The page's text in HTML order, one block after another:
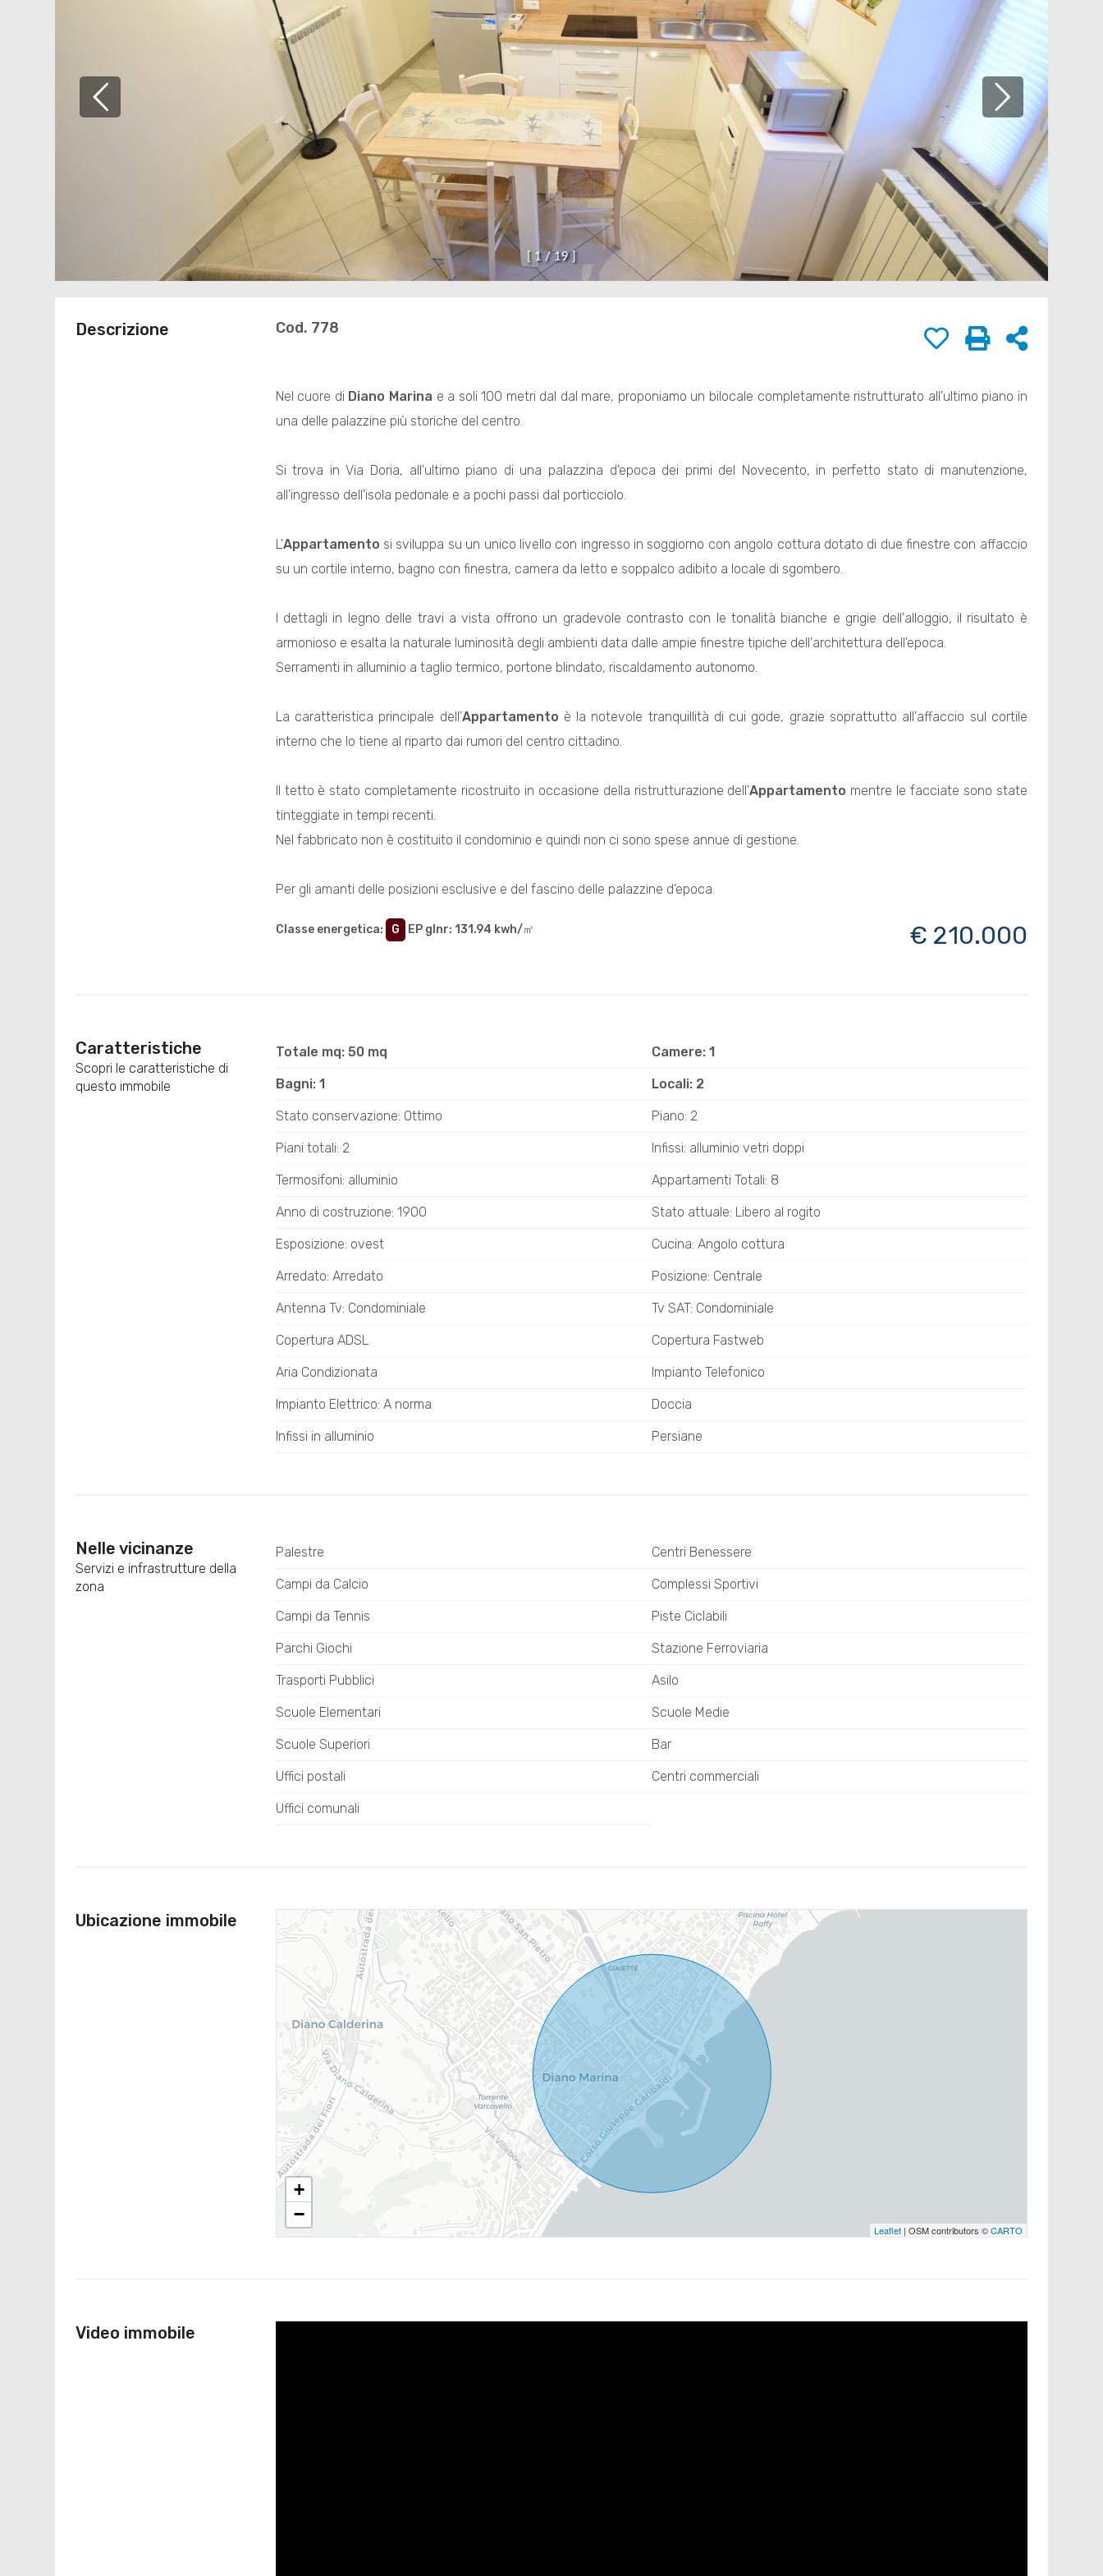
confermo di aver preso visione dell'informativa privacy.
INVIA
1 / 19
Descrizione Cod. 778
Nel cuore di Diano Marina e a soli 100 metri dal dal mare, proponiamo un bilocale completamente ristrutturato all'ultimo piano in
una delle palazzine più storiche del centro.
Si trova in Via Doria, all'ultimo piano di una palazzina d'epoca dei primi del Novecento, in perfetto stato di manutenzione,
all'ingresso dell'isola pedonale e a pochi passi dal porticciolo.
L'Appartamento si sviluppa su un unico livello con ingresso in soggiorno con angolo cottura dotato di due finestre con affaccio
su un cortile interno, bagno con finestra, camera da letto e soppalco adibito a locale di sgombero.
I dettagli in legno delle travi a vista offrono un gradevole contrasto con le tonalità bianche e grigie dell'alloggio, il risultato è
armonioso e esalta la naturale luminosità degli ambienti data dalle ampie finestre tipiche dell'architettura dell'epoca.
Serramenti in alluminio a taglio termico, portone blindato, riscaldamento autonomo.
La caratteristica principale dell'Appartamento è la notevole tranquillità di cui gode, grazie soprattutto all'affaccio sul cortile
interno che lo tiene al riparto dai rumori del centro cittadino.
Il tetto è stato completamente ricostruito in occasione della ristrutturazione dell'Appartamento mentre le facciate sono state
tinteggiate in tempi recenti.
Nel fabbricato non è costituito il condominio e quindi non ci sono spese annue di gestione.
Per gli amanti delle posizioni esclusive e del fascino delle palazzine d'epoca.
Classe energetica: G EP glnr: 131.94 kwh/㎡ € 210.000
Caratteristiche
Scopri le caratteristiche di
questo immobile
Totale mq: 50 mq Camere: 1
Bagni: 1 Locali: 2
Stato conservazione: Ottimo Piano: 2
Piani totali: 2 Infissi: alluminio vetri doppi
Termosifoni: alluminio Appartamenti Totali: 8
Anno di costruzione: 1900 Stato attuale: Libero al rogito
Esposizione: ovest Cucina: Angolo cottura
Arredato: Arredato Posizione: Centrale
Antenna Tv: Condominiale Tv SAT: Condominiale
Copertura ADSL Copertura Fastweb
Aria Condizionata Impianto Telefonico
Impianto Elettrico: A norma Doccia
Infissi in alluminio Persiane
Nelle vicinanze
Servizi e infrastrutture della
zona
Palestre Centri Benessere
Campi da Calcio Complessi Sportivi
Campi da Tennis Piste Ciclabili
Parchi Giochi Stazione Ferroviaria
Trasporti Pubblici Asilo
Scuole Elementari Scuole Medie
Scuole Superiori Bar
Uffici postali Centri commerciali
Uffici comunali
Ubicazione immobile
+
−
Leaflet| OSM contributors ©CARTO
Video immobile